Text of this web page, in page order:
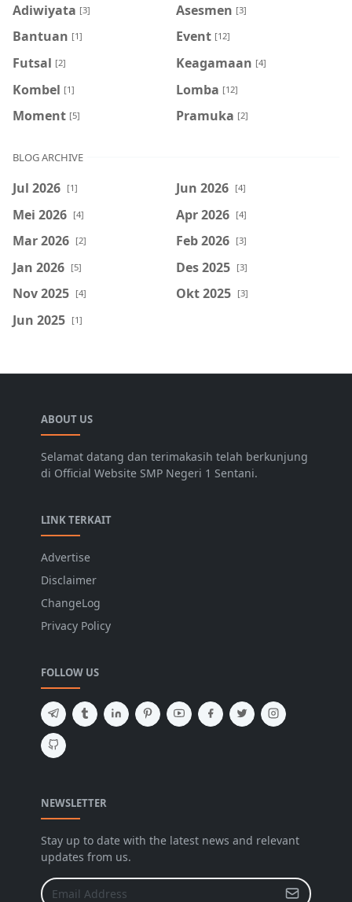
Adiwiyata [3] Asesmen [3]
Bantuan [1] Event [12]
Futsal [2] Keagamaan [4]
Kombel [1] Lomba [12]
Moment [5] Pramuka [2]
BLOG ARCHIVE
Jul 2026 [1] Jun 2026 [4]
Mei 2026 [4] Apr 2026 [4]
Mar 2026 [2] Feb 2026 [3]
Jan 2026 [5] Des 2025 [3]
Nov 2025 [4] Okt 2025 [3]
Jun 2025 [1]
ABOUT US
Selamat datang dan terimakasih telah berkunjung
di Official Website SMP Negeri 1 Sentani.
LINK TERKAIT
Advertise
Disclaimer
ChangeLog
Privacy Policy
FOLLOW US
NEWSLETTER
Stay up to date with the latest news and relevant
updates from us.